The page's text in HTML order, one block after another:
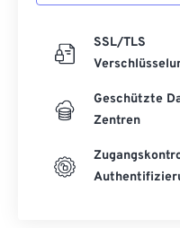
SSL/TLS
Geschützte
Zentren